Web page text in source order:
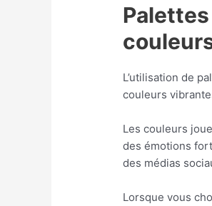
L’utilisation de
couleurs
Les couleurs
des émotions
des médias
Lorsque vous